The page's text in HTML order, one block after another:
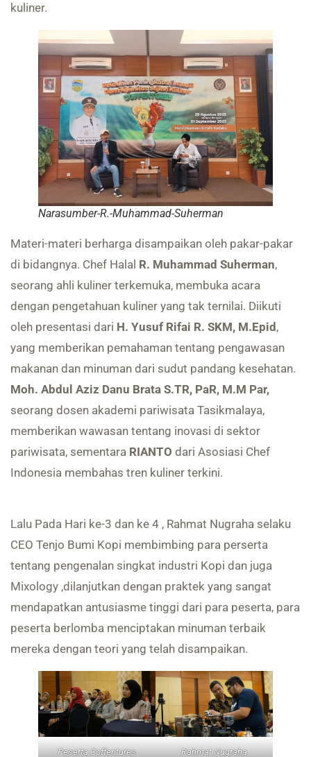
kuliner.
Narasumber-R.-Muhammad-Suherman
Materi-materi berharga disampaikan oleh pakar-pakar
di bidangnya. Chef Halal R. Muhammad Suherman,
seorang ahli kuliner terkemuka, membuka acara
dengan pengetahuan kuliner yang tak ternilai. Diikuti
oleh presentasi dari H. Yusuf Rifai R. SKM, M.Epid,
yang memberikan pemahaman tentang pengawasan
makanan dan minuman dari sudut pandang kesehatan.
Moh. Abdul Aziz Danu Brata S.TR, PaR, M.M Par,
seorang dosen akademi pariwisata Tasikmalaya,
memberikan wawasan tentang inovasi di sektor
pariwisata, sementara RIANTO dari Asosiasi Chef
Indonesia membahas tren kuliner terkini.
Lalu Pada Hari ke-3 dan ke 4 , Rahmat Nugraha selaku
CEO Tenjo Bumi Kopi membimbing para perserta
tentang pengenalan singkat industri Kopi dan juga
Mixology ,dilanjutkan dengan praktek yang sangat
mendapatkan antusiasme tinggi dari para peserta, para
peserta berlomba menciptakan minuman terbaik
mereka dengan teori yang telah disampaikan.
Peserta Coffentures Rahmat Nugraha